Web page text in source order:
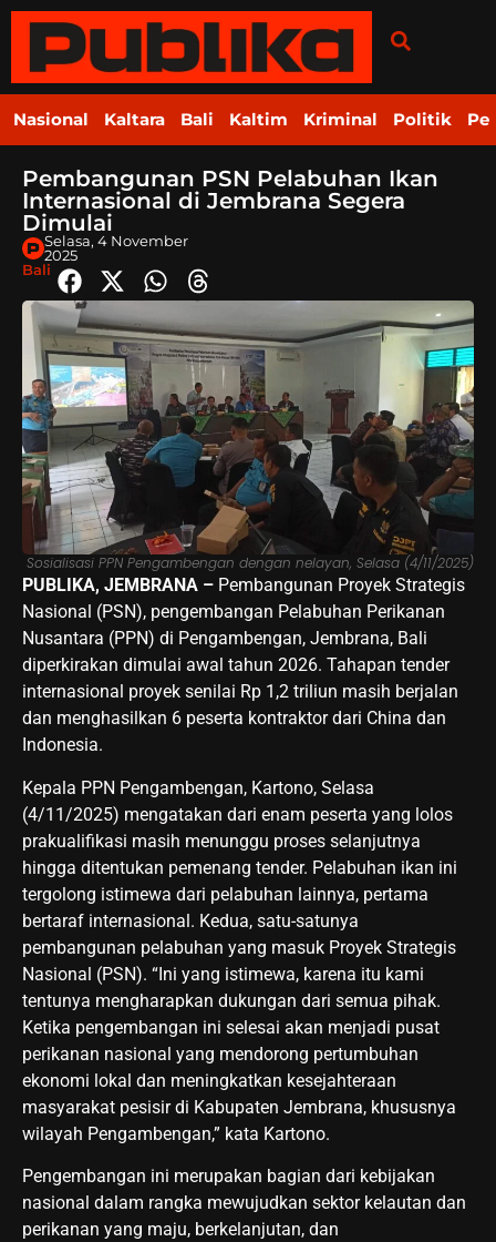
Nasional Kaltara Bali Kaltim Kriminal Politik
Pembangunan PSN Pelabuhan Ikan
Internasional di Jembrana Segera
Dimulai
Selasa, 4 November
2025
Bali
Sosialisasi PPN Pengambengan dengan nelayan, Selasa (4/11/2025)
PUBLIKA, JEMBRANA – Pembangunan Proyek Strategis
Nasional (PSN), pengembangan Pelabuhan Perikanan
Nusantara (PPN) di Pengambengan, Jembrana, Bali
diperkirakan dimulai awal tahun 2026. Tahapan tender
internasional proyek senilai Rp 1,2 triliun masih berjalan
dan menghasilkan 6 peserta kontraktor dari China dan
Indonesia.
Kepala PPN Pengambengan, Kartono, Selasa
(4/11/2025) mengatakan dari enam peserta yang lolos
prakualifikasi masih menunggu proses selanjutnya
hingga ditentukan pemenang tender. Pelabuhan ikan ini
tergolong istimewa dari pelabuhan lainnya, pertama
bertaraf internasional. Kedua, satu-satunya
pembangunan pelabuhan yang masuk Proyek Strategis
Nasional (PSN). “Ini yang istimewa, karena itu kami
tentunya mengharapkan dukungan dari semua pihak.
Ketika pengembangan ini selesai akan menjadi pusat
perikanan nasional yang mendorong pertumbuhan
ekonomi lokal dan meningkatkan kesejahteraan
masyarakat pesisir di Kabupaten Jembrana, khususnya
wilayah Pengambengan,” kata Kartono.
Pengembangan ini merupakan bagian dari kebijakan
nasional dalam rangka mewujudkan sektor kelautan dan
perikanan yang maju, berkelanjutan, dan